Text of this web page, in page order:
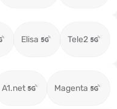
Elisa Tele2
A1.net Magenta